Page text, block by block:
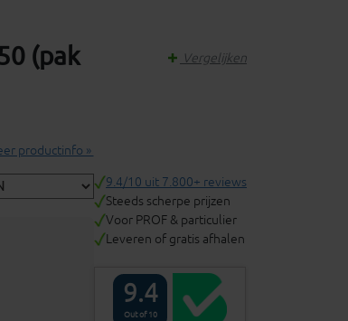
(pak
Vergelijken
productinfo »
9.4/10 uit 7.800+ reviews
Steeds scherpe prijzen
Voor PROF & particulier
Leveren of gratis afhalen
9.4
Out of 10